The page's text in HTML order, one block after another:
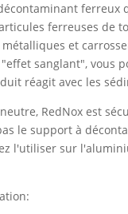
ferreux
ferreuses de
et
sanglant", vous
réagit avec les
RedNox est
le support à
l'utiliser sur